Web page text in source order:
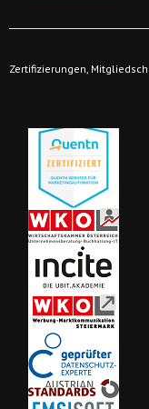
Zertifizierungen,